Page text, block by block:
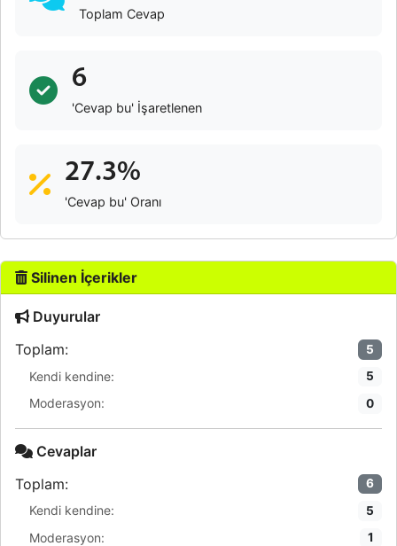
Toplam Cevap
6
'Cevap bu' İşaretlenen
27.3%
'Cevap bu' Oranı
Silinen İçerikler
Duyurular
Toplam:
5
Kendi kendine: 5
Moderasyon: 0
Cevaplar
Toplam:
6
Kendi kendine: 5
Moderasyon: 1